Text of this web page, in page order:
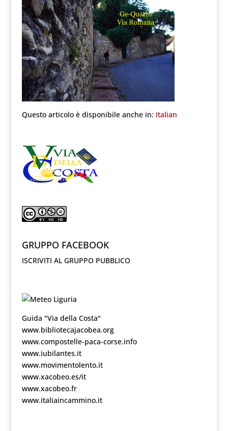
Questo articolo è disponibile anche in: Italian
GRUPPO FACEBOOK
ISCRIVITI AL GRUPPO PUBBLICO
Guida "Via della Costa"
www.bibliotecajacobea.org
www.compostelle-paca-corse.info
www.iubilantes.it
www.movimentolento.it
www.xacobeo.es/it
www.xacobeo.fr
www.italiaincammino.it